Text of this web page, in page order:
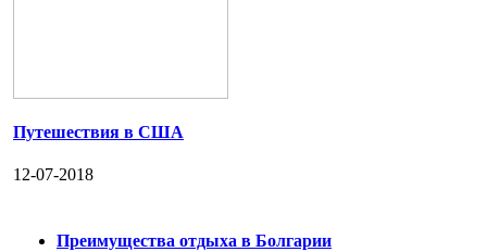
Путешествия в США
12-07-2018
Преимущества отдыха в Болгарии